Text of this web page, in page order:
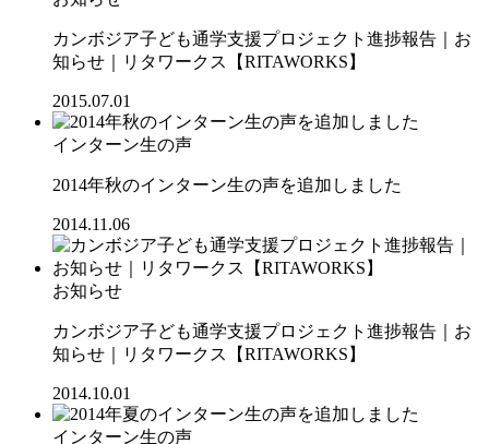
カンボジア子ども通学支援プロジェクト進捗報告｜お
知らせ｜リタワークス【RITAWORKS】
2015.07.01
インターン生の声
2014年秋のインターン生の声を追加しました
2014.11.06
お知らせ
カンボジア子ども通学支援プロジェクト進捗報告｜お
知らせ｜リタワークス【RITAWORKS】
2014.10.01
インターン生の声